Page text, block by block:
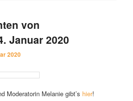
von
Januar 2020
2020
Moderatorin Melanie gibt’s hier!